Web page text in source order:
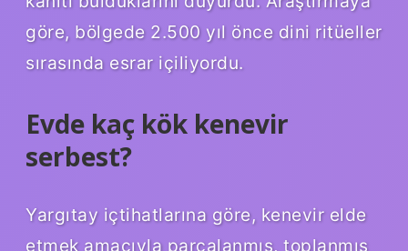
göre, bölgede 2.500 yıl önce dini ritüeller
sırasında esrar içiliyordu.
Evde kaç kök kenevir
serbest?
Yargıtay içtihatlarına göre, kenevir elde
etmek amacıyla parçalanmış, toplanmış